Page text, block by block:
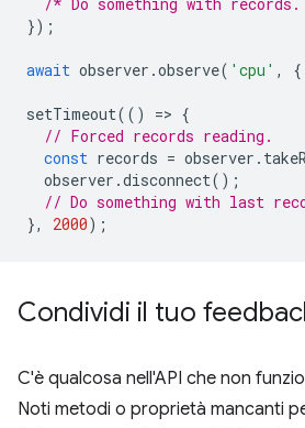
});
await observer .observe( 'cpu' , {
setTimeout(() => {
// Forced records reading.
const records = observer .
observer .disconnect();
// Do something with last
},
2000);
Condividi il tuo
C'è qualcosa nell'API che non
Noti metodi o proprietà mancanti